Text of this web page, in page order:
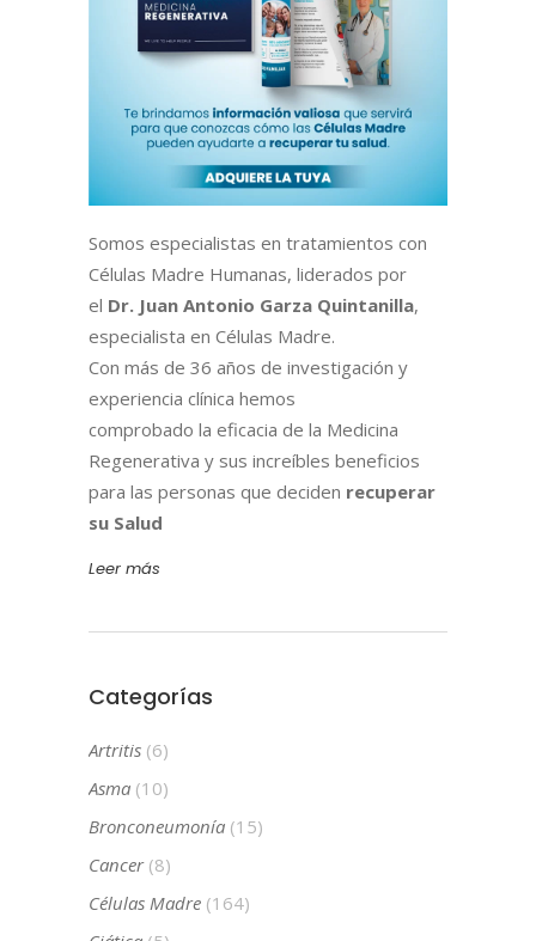
Somos especialistas en tratamientos con
Células Madre Humanas, liderados por
el Dr. Juan Antonio Garza Quintanilla,
especialista en Células Madre.
Con más de 36 años de investigación y
experiencia clínica hemos
comprobado la eficacia de la Medicina
Regenerativa y sus increíbles beneficios
para las personas que deciden recuperar
su Salud
Leer más
Categorías
Artritis (6)
Asma (10)
Bronconeumonía (15)
Cancer(8)
Células Madre (164)